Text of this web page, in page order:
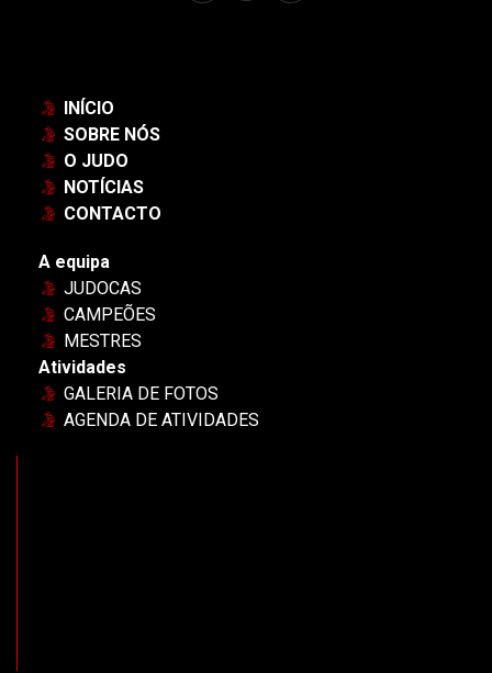
INÍCIO
SOBRE NÓS
O JUDO
NOTÍCIAS
CONTACTO
A equipa
JUDOCAS
CAMPEÕES
MESTRES
Atividades
GALERIA DE FOTOS
AGENDA DE ATIVIDADES